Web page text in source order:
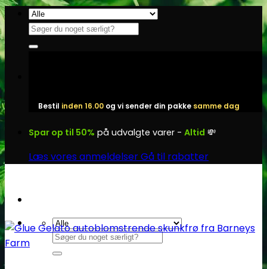
Fortsæt
indhold
Søg
efter:
Bestil inden 16.00 og vi sender din pakke samme dag
Spar op til 50% på udvalgte varer - Altid 💸
Læs vores anmeldelserGå til rabatter
Søg
efter: